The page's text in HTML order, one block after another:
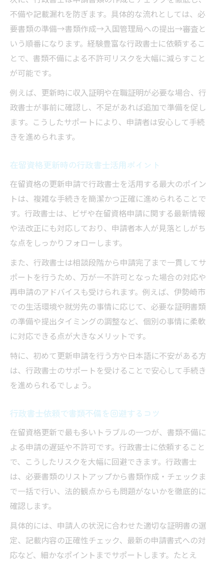
不備や記載漏れを防ぎます。具体的な流れとしては、必
要書類の準備→書類作成→入国管理局への提出→審査と
いう順番になります。経験豊富な行政書士に依頼するこ
とで、書類不備による不許可リスクを大幅に減らすこと
が可能です。
例えば、更新時に収入証明や在職証明が必要な場合、行
政書士が事前に確認し、不足があれば追加で準備を促し
ます。こうしたサポートにより、申請者は安心して手続
きを進められます。
在留資格更新時の行政書士活用ポイント
在留資格の更新申請で行政書士を活用する最大のポイン
トは、複雑な手続きを簡潔かつ正確に進められることで
す。行政書士は、ビザや在留資格申請に関する最新情報
や法改正にも対応しており、申請者本人が見落としがち
な点をしっかりフォローします。
また、行政書士は相談段階から申請完了まで一貫してサ
ポートを行うため、万が一不許可となった場合の対応や
再申請のアドバイスも受けられます。例えば、伊勢崎市
での生活環境や就労先の事情に応じて、必要な証明書類
の準備や提出タイミングの調整など、個別の事情に柔軟
に対応できる点が大きなメリットです。
特に、初めて更新申請を行う方や日本語に不安がある方
は、行政書士のサポートを受けることで安心して手続き
を進められるでしょう。
行政書士依頼で書類不備を回避するコツ
在留資格更新で最も多いトラブルの一つが、書類不備に
よる申請の遅延や不許可です。行政書士に依頼すること
で、こうしたリスクを大幅に回避できます。行政書士
は、必要書類のリストアップから書類作成・チェックま
で一括で行い、法的観点からも問題がないかを徹底的に
確認します。
具体的には、申請人の状況に合わせた適切な証明書の選
定、記載内容の正確性チェック、最新の申請書式への対
応など、細かなポイントまでサポートします。たとえ